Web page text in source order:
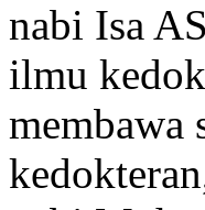
nabi Isa
ilmu
membawa